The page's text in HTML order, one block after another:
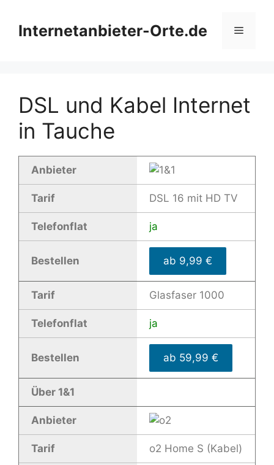
Inhalt
springen
Internetanbieter-Orte.de Menü
DSL und Kabel Internet
in Tauche
Anbieter
Tarif DSL 16 mit HD TV
Telefonflat ja
Bestellen ab 9,99 €
Tarif Glasfaser 1000
Telefonflat ja
Bestellen ab 59,99 €
Über 1&1
Anbieter
Tarif o2 Home S (Kabel)